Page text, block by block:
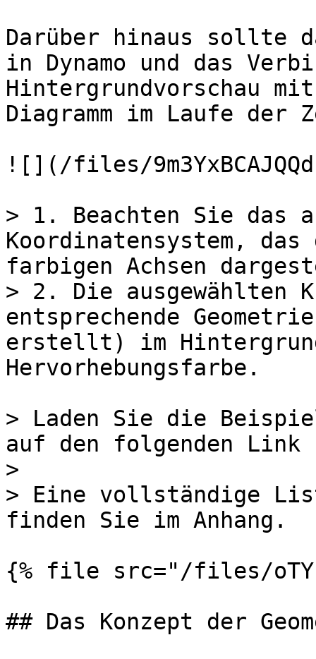
Darüber hinaus sollte
in Dynamo und das
Hintergrundvorschau
Diagramm im Laufe
![](/files/
> 1. Beachten Sie das
Koordinatensystem,
farbigen Achsen
> 2. Die ausgewählten
entsprechende
erstellt) im
Hervorhebungsfarbe.
> Laden Sie die
auf den folgenden
>
> Eine vollständige
finden Sie im Anhang.
{% file src="/files/
## Das Konzept der